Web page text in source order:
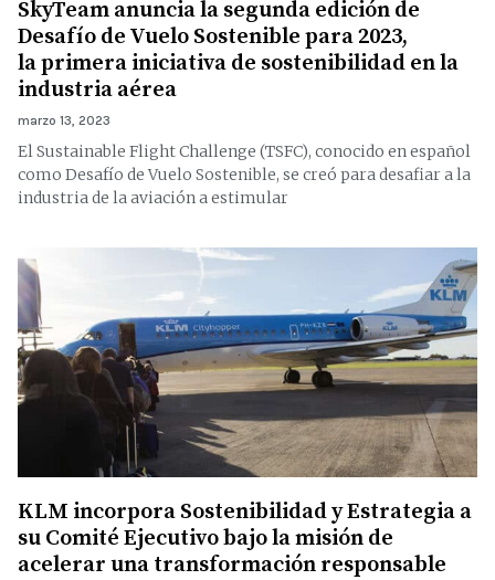
SkyTeam anuncia la segunda edición de
Desafío de Vuelo Sostenible para 2023,
la primera iniciativa de sostenibilidad en la
industria aérea
marzo 13, 2023
El Sustainable Flight Challenge (TSFC), conocido en español
como Desafío de Vuelo Sostenible, se creó para desafiar a la
industria de la aviación a estimular
KLM incorpora Sostenibilidad y Estrategia a
su Comité Ejecutivo bajo la misión de
acelerar una transformación responsable